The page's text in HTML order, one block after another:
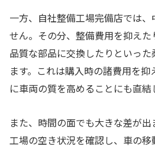
一方、自社整備工場完備店では
せん。その分、整備費用を抑え
品質な部品に交換したりといっ
ます。これは購入時の諸費用を
に車両の質を高めることにも直結
また、時間の面でも大きな差が出
工場の空き状況を確認し、車の